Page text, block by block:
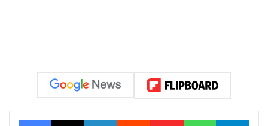
FacebookX Linkedin Reddit FlipboardWhatsApp